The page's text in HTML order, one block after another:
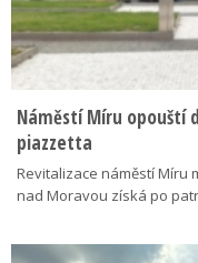
Náměstí Míru opouští
piazzetta
Revitalizace náměstí Míru
nad Moravou získá po